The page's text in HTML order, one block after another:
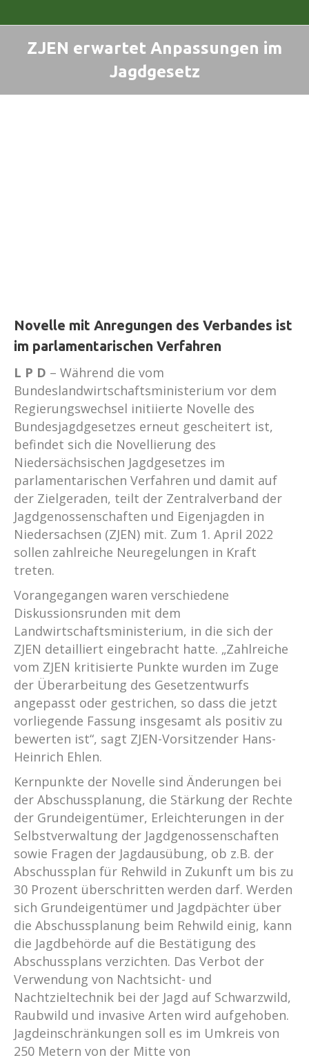
ZJEN erwartet Anpassungen im
Jagdgesetz
Sie befinden sich hier:
Novelle mit Anregungen des Verbandes ist
im parlamentarischen Verfahren
L P D – Während die vom
Bundeslandwirtschaftsministerium vor dem
Regierungswechsel initiierte Novelle des
Bundesjagdgesetzes erneut gescheitert ist,
befindet sich die Novellierung des
Niedersächsischen Jagdgesetzes im
parlamentarischen Verfahren und damit auf
der Zielgeraden, teilt der Zentralverband der
Jagdgenossenschaften und Eigenjagden in
Niedersachsen (ZJEN) mit. Zum 1. April 2022
sollen zahlreiche Neuregelungen in Kraft
treten.
Vorangegangen waren verschiedene
Diskussionsrunden mit dem
Landwirtschaftsministerium, in die sich der
ZJEN detailliert eingebracht hatte. „Zahlreiche
vom ZJEN kritisierte Punkte wurden im Zuge
der Überarbeitung des Gesetzentwurfs
angepasst oder gestrichen, so dass die jetzt
vorliegende Fassung insgesamt als positiv zu
bewerten ist“, sagt ZJEN-Vorsitzender Hans-
Heinrich Ehlen.
Kernpunkte der Novelle sind Änderungen bei
der Abschussplanung, die Stärkung der Rechte
der Grundeigentümer, Erleichterungen in der
Selbstverwaltung der Jagdgenossenschaften
sowie Fragen der Jagdausübung, ob z.B. der
Abschussplan für Rehwild in Zukunft um bis zu
30 Prozent überschritten werden darf. Werden
sich Grundeigentümer und Jagdpächter über
die Abschussplanung beim Rehwild einig, kann
die Jagdbehörde auf die Bestätigung des
Abschussplans verzichten. Das Verbot der
Verwendung von Nachtsicht- und
Nachtzieltechnik bei der Jagd auf Schwarzwild,
Raubwild und invasive Arten wird aufgehoben.
Jagd­einschränkungen soll es im Umkreis von
250 Metern von der Mitte von